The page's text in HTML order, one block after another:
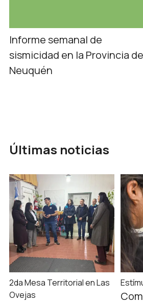
Informe semanal de
sismicidad en la Provincia
Neuquén
Últimas noticias
2da Mesa Territorial en Las
Ovejas